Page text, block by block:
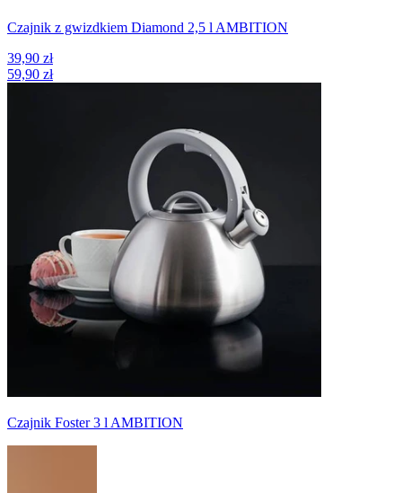
Czajnik z gwizdkiem Diamond 2,5 l AMBITION
39,90 zł
59,90 zł
Czajnik Foster 3 l AMBITION